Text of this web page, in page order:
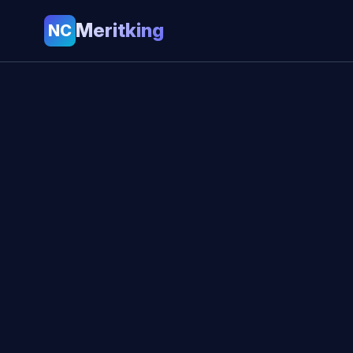
NC Meritking